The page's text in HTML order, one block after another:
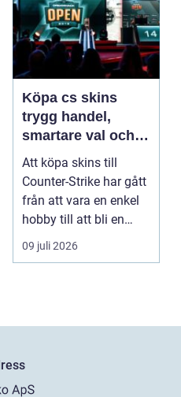
Köpa cs skins
trygg handel,
smartare val och
bättre affärer
Att köpa skins till
Counter-Strike har gått
från att vara en enkel
hobby till att bli en
egen liten ...
09 juli 2026